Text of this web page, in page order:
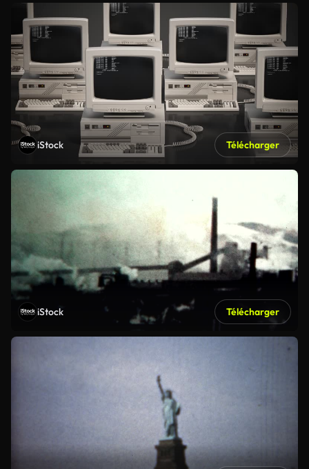
iStock Télécharger
iStock Télécharger